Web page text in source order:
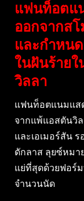
แฟนท็อตแน
ออกจากสโ
และกำหนด
ในฝันร้าย
วิลลา
แฟนท็อตแนมแส
จากแพ้แอสตันวิล
และเอเมอร์สัน
ดักลาส ลุยซ์หมา
แย่ที่สุดด้วยฟอร์
จำนวนนัด